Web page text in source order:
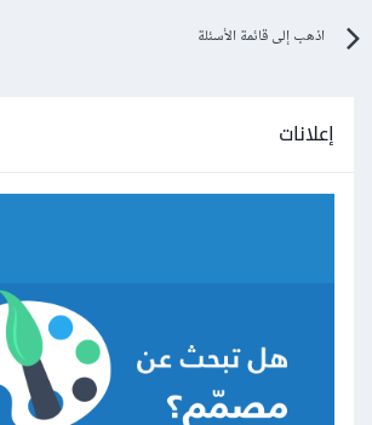
اذهب إلى قائمة الأسئلة
إعلانات